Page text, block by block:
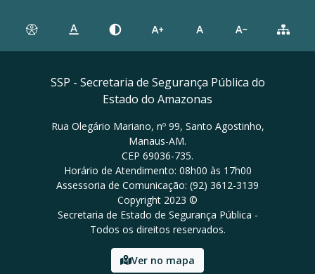
SSP - Secretaria de Segurança Pública do
Estado do Amazonas
Rua Olegário Mariano, nº 99, Santo Agostinho,
Manaus-AM.
CEP 69036-735.
Horário de Atendimento: 08h00 às 17h00
Assessoria de Comunicação: (92) 3612-3139
Copyright 2023 ©
Secretaria de Estado de Segurança Pública -
Todos os direitos reservados.
Ver no mapa